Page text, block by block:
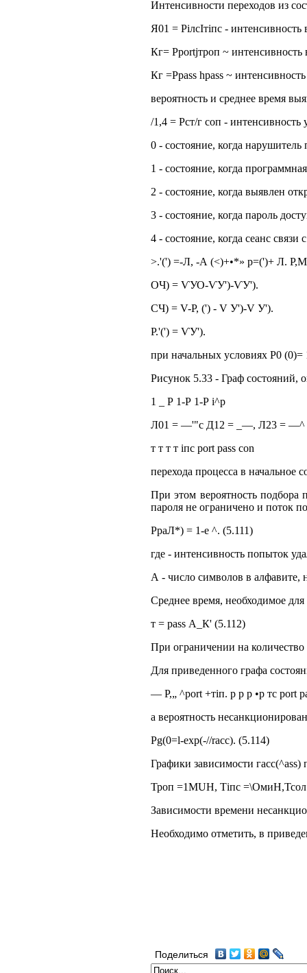
Интенсивности переходов из
Я01 = РілсІтіпс -
Кг= Pportjтроп ~ интенсивность
Кг =Рpass hpass ~
вероятность и среднее время
/1,4 = Рст/г соп - интенсивность
0 - состояние, когда
1 - состояние, когда
2 - состояние, когда выявлен
3 - состояние, когда пароль
4 - состояние, когда сеанс
>.'(') =-Л, -А (<)+•*» р=(')+ Л.
ОЧ) = ѴУО-ѴУ')-ѴУ').
СЧ) = V-Р, (') - V У')-V У').
Р.'(') = ѴУ').
при начальных условиях Р0
Рисунок 5.33 - Граф состояний,
1 _ Р 1-Р 1-Р і^р
Л01 = —'"с Д12 = _—, Л23 = —^
т т т т іпс port pass con
перехода процесса в начальное
При этом вероятность подбора
пароля не ограничено и поток
РраЛ*) = 1-е ^. (5.111)
где - интенсивность попыток
А - число символов в алфавите,
Среднее время, необходимое
т = pass А_К' (5.112)
При ограничении на
Для приведенного графа
— Р,„ ^port +тіп. р р р •р тс port
а вероятность
Pg(0=l-exp(-//racc). (5.114)
Графики зависимости гacc(^ass)
Троп =1MUH, Тіпс =\ОмиН,Тсол
Зависимости времени
Необходимо отметить, в
Поделиться